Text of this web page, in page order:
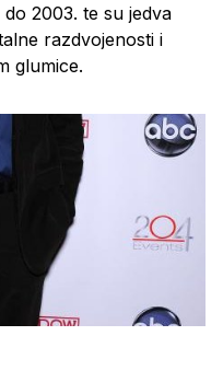
2003. te su jedva
razdvojenosti i
glumice.